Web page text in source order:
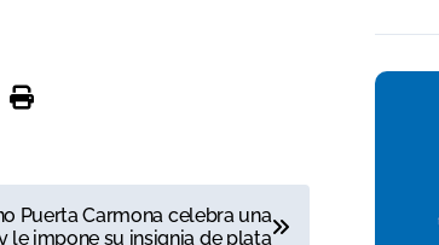
Puerta Carmona celebra una
le impone su insignia de plata